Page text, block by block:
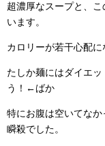
超濃厚なスープと、
います。
カロリーが若干心配
たしか麺にはダイエ
う！←ばか
特にお腹は空いてな
瞬殺でした。